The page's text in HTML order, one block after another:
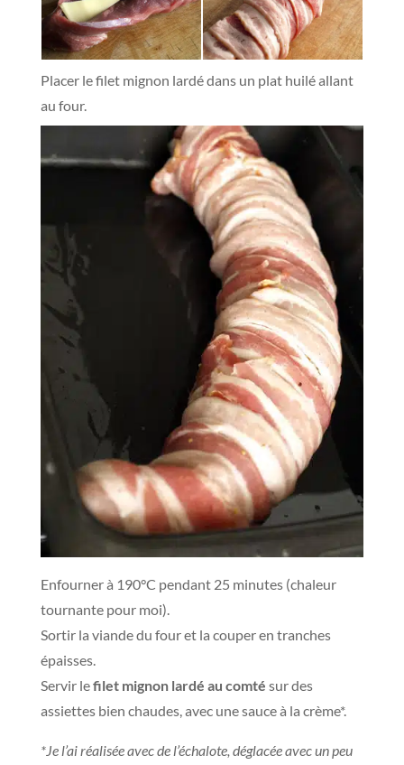
Placer le filet mignon lardé dans un plat huilé allant
au four.
Enfourner à 190°C pendant 25 minutes (chaleur
tournante pour moi).
Sortir la viande du four et la couper en tranches
épaisses.
Servir lefilet mignon lardé au comté sur des
assiettes bien chaudes, avec une sauce à la crème*.
*Je l’ai réalisée avec de l’échalote, déglacée avec un peu